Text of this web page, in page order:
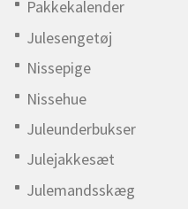
Pakkekalender
Julesengetøj
Nissepige
Nissehue
Juleunderbukser
Julejakkesæt
Julemandsskæg